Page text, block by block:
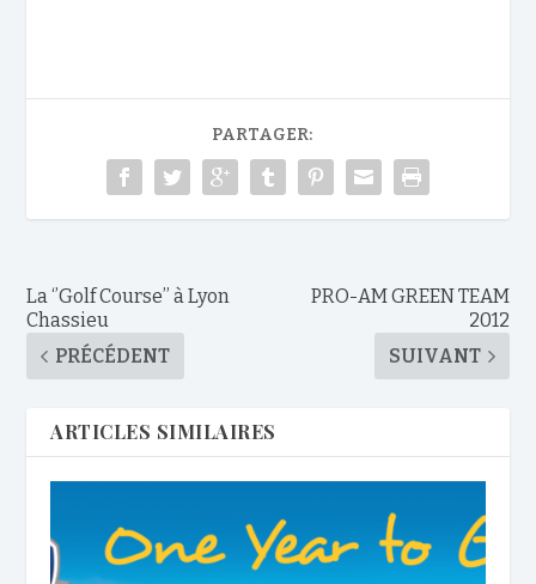
PARTAGER:
La ‘’Golf Course’’ à Lyon
Chassieu
PRÉCÉDENT
PRO-AM GREEN TEAM
2012
SUIVANT
ARTICLES SIMILAIRES